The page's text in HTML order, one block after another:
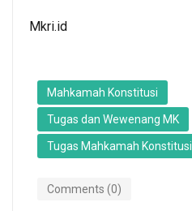
Mkri.id
Mahkamah Konstitusi
Tugas dan Wewenang MK
Tugas Mahkamah Konstitusi
Comments (0)